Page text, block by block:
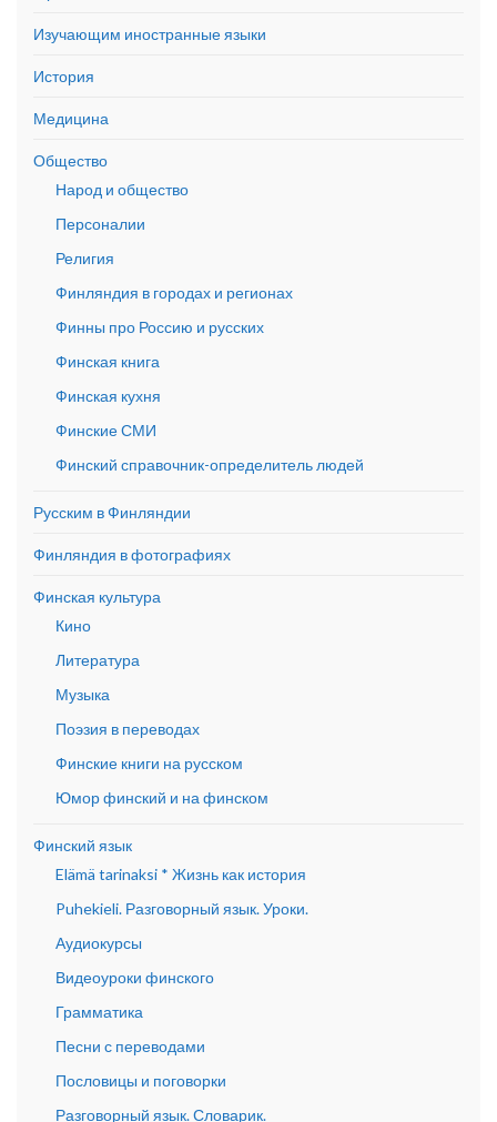
Изучающим иностранные языки
История
Медицина
Общество
Народ и общество
Персоналии
Религия
Финляндия в городах и регионах
Финны про Россию и русских
Финская книга
Финская кухня
Финские СМИ
Финский справочник-определитель людей
Русским в Финляндии
Финляндия в фотографиях
Финская культура
Кино
Литература
Музыка
Поэзия в переводах
Финские книги на русском
Юмор финский и на финском
Финский язык
Elämä tarinaksi * Жизнь как история
Puhekieli. Разговорный язык. Уроки.
Аудиокурсы
Видеоуроки финского
Грамматика
Песни с переводами
Пословицы и поговорки
Разговорный язык. Словарик.